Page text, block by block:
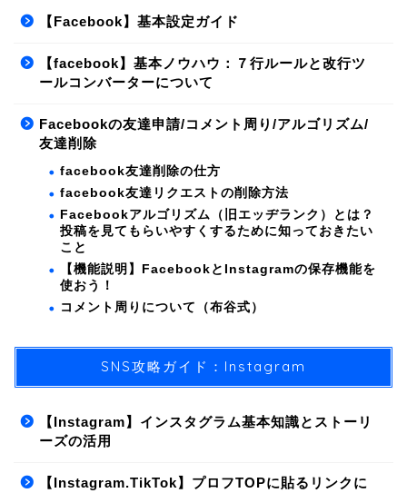
【Facebook】基本設定ガイド
【facebook】基本ノウハウ：７行ルールと改行ツ
ールコンバーターについて
Facebookの友達申請/コメント周り/アルゴリズム/
友達削除
facebook友達削除の仕方
facebook友達リクエストの削除方法
Facebookアルゴリズム（旧エッヂランク）とは？
投稿を見てもらいやすくするために知っておきたい
こと
【機能説明】FacebookとInstagramの保存機能を
使おう！
コメント周りについて（布谷式）
SNS攻略ガイド：Instagram
【Instagram】インスタグラム基本知識とストーリ
ーズの活用
【Instagram.TikTok】プロフTOPに貼るリンクに